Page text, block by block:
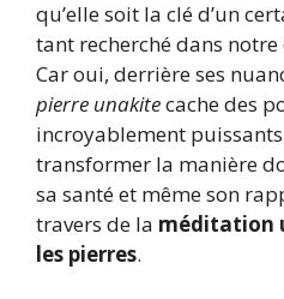
qu’elle soit la clé d’un
tant recherché dans
Car oui, derrière ses
pierre unakitecache des
incroyablement
transformer la manière
sa santé et même son
travers de la méditation
les pierres.